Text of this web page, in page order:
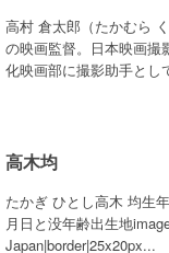
高村 倉太郎（たかむら
の映画監督。日本映画撮
化映画部に撮影助手とし
高木均
たかぎ ひとし高木 均生
月日と没年齢出生地
Japan|border|25x20px...